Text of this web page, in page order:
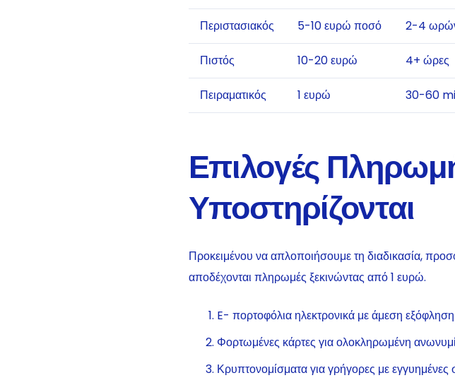
Περιστασιακός 5-10 ευρώ ποσό 2-4 ωρών
Πιστός 10-20 ευρώ 4+ ώρες
Πειραματικός 1 ευρώ 30-60
Επιλογές
Υποστηρίζονται
Προκειμένου να απλοποιήσουμε τη διαδικασία,
αποδέχονται πληρωμές ξεκινώντας από 1 ευρώ.
E- πορτοφόλια ηλεκτρονικά με άμεση
Φορτωμένες κάρτες για ολοκληρωμένη
Κρυπτονομίσματα για γρήγορες με εγγυημένες